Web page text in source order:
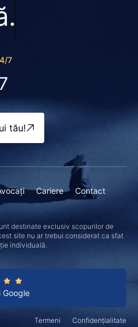
Termeni Confidențialitate
7
tău!
Cariere
Contact
destinate exclusiv scopurilor de
site nu ar trebui considerat ca sfat
individuală.
Google